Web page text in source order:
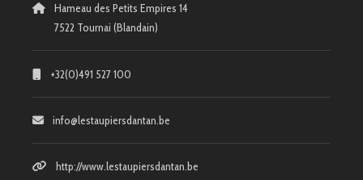
Hameau des Petits Empires 14
7522 Tournai (Blandain)
+32(0)491 527 100
info@lestaupiersdantan.be
http://www.lestaupiersdantan.be